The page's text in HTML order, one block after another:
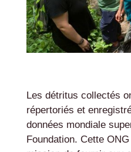
Les détritus collectés
répertoriés et
données mondiale
Foundation. Cette